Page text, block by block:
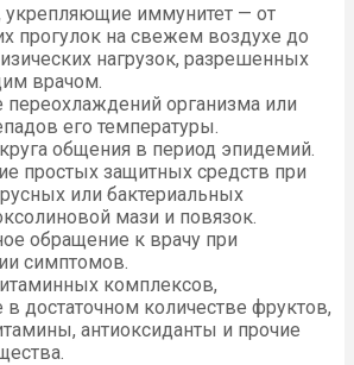
укрепляющие иммунитет — от
прогулок на свежем воздухе до
нагрузок, разрешенных
врачом.
организма или
его температуры.
общения в период эпидемий.
простых защитных средств при
или бактериальных
мази и повязок.
обращение к врачу при
симптомов.
комплексов,
в достаточном количестве фруктов,
антиоксиданты и прочие